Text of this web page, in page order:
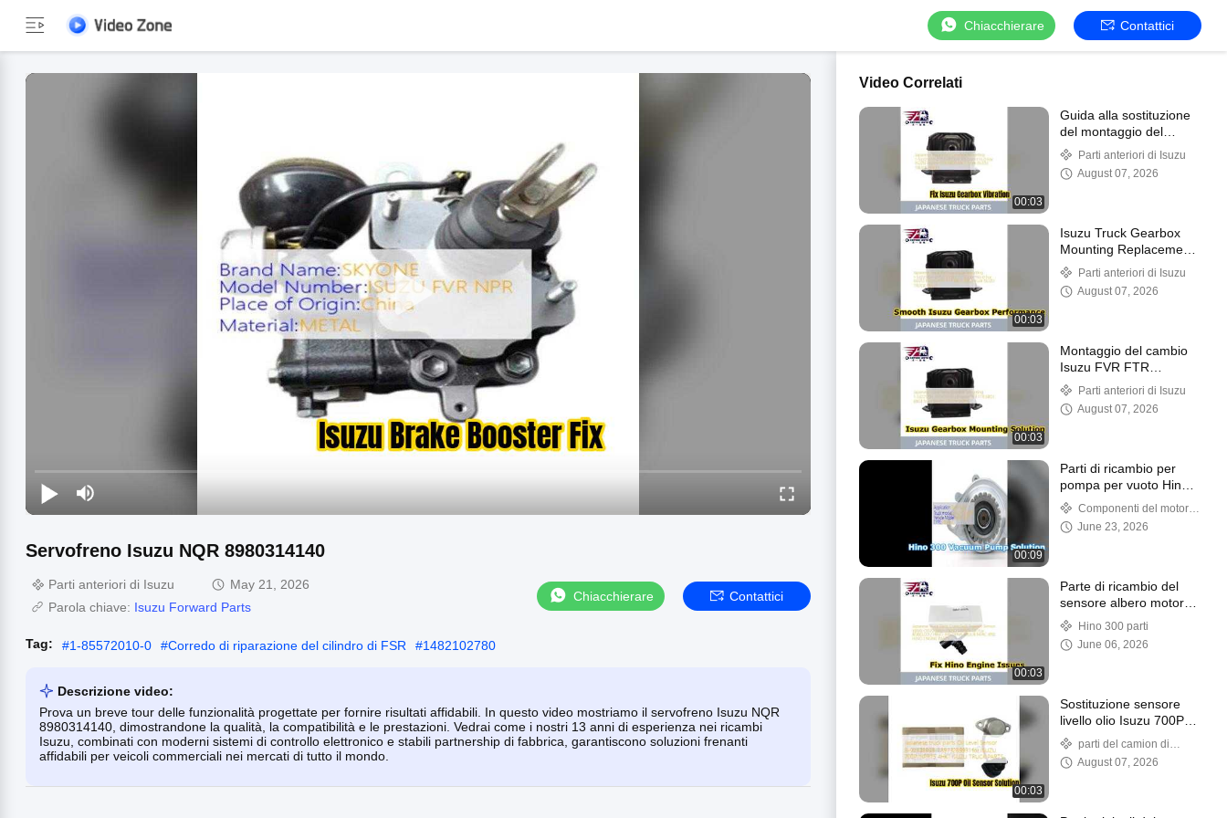
Chiacchierare Contattici
Servofreno Isuzu NQR 8980314140
Parti anteriori di Isuzu
May 21, 2026
Parola chiave: Isuzu Forward Parts
Chiacchierare Contattici
Tag: #1-85572010-0 #Corredo di riparazione del cilindro di FSR #1482102780
Descrizione video:
Prova un breve tour delle funzionalità progettate per fornire risultati affidabili. In questo video mostriamo il servofreno Isuzu NQR
8980314140, dimostrandone la qualità, la compatibilità e le prestazioni. Vedrai come i nostri 13 anni di esperienza nei ricambi
Isuzu, combinati con moderni sistemi di controllo elettronico e stabili partnership di fabbrica, garantiscono soluzioni frenanti
affidabili per veicoli commerciali nei mercati di tutto il mondo.
Video Correlati
00:03
Guida alla sostituzione
del montaggio del
cambio Isuzu FSR
Parti anteriori di Isuzu
August 07, 2026
00:03
Isuzu Truck Gearbox
Mounting Replacement
GuideParti anteriori di Isuzu
August 07, 2026
00:03
Montaggio del cambio
Isuzu FVR FTR
1532251930 Parti
affidabili
Parti anteriori di Isuzu
August 07, 2026
00:09
Parti di ricambio per
pompa per vuoto Hino
300 S05C N04CT
Componenti del motore
di HinoJune 23, 2026
00:03
Parte di ricambio del
sensore albero motore
Hino N04C
Hino 300 parti
June 06, 2026
00:03
Sostituzione sensore
livello olio Isuzu 700P
8973289931
parti del camion di
mercato degli accessori
August 07, 2026